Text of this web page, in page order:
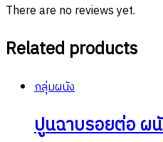
There are no reviews yet.
Related products
กลุ่มผนัง
ปูนฉาบรอยต่อ ผ